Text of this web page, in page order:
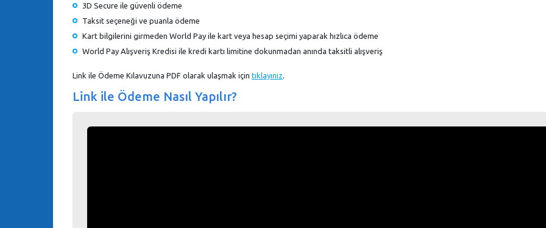
3D Secure ile güvenli ödeme
Taksit seçeneği ve puanla ödeme
Kart bilgilerini girmeden World Pay ile kart veya hesap seçimi yaparak hızlıca ödeme
World Pay Alışveriş Kredisi ile kredi kartı limitine dokunmadan anında taksitli alışveriş
Link ile Ödeme Kılavuzuna PDF olarak ulaşmak için tıklayınız
Link ile Ödeme Nasıl Yapılır?